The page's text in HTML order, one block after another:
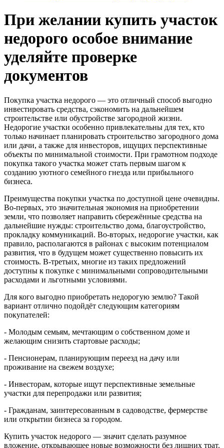
При желании купить участок
недорого особое внимание
уделяйте проверке
документов
Покупка участка недорого — это отличный способ выгодно
инвестировать средства, сэкономить на дальнейшем
строительстве или обустройстве загородной жизни.
Недорогие участки особенно привлекательны для тех, кто
только начинает планировать строительство загородного дома
или дачи, а также для инвесторов, ищущих перспективные
объекты по минимальной стоимости. При грамотном подходе
покупка такого участка может стать первым шагом к
созданию уютного семейного гнезда или прибыльного
бизнеса.
Преимущества покупки участка по доступной цене очевидны.
Во-первых, это значительная экономия на приобретении
земли, что позволяет направить сбережённые средства на
дальнейшие нужды: строительство дома, благоустройство,
прокладку коммуникаций. Во-вторых, недорогие участки, как
правило, располагаются в районах с высоким потенциалом
развития, что в будущем может существенно повысить их
стоимость. В-третьих, многие из таких предложений
доступны к покупке с минимальными сопроводительными
расходами и льготными условиями.
Для кого выгодно приобретать недорогую землю? Такой
вариант отлично подойдёт следующим категориям
покупателей:
- Молодым семьям, мечтающим о собственном доме и
желающим снизить стартовые расходы;
- Пенсионерам, планирующим переезд на дачу или
проживание на свежем воздухе;
- Инвесторам, которые ищут перспективные земельные
участки для перепродажи или развития;
- Гражданам, заинтересованным в садоводстве, фермерстве
или открытии бизнеса за городом.
Купить участок недорого — значит сделать разумное
вложение, открывающее новые возможности без лишних трат.